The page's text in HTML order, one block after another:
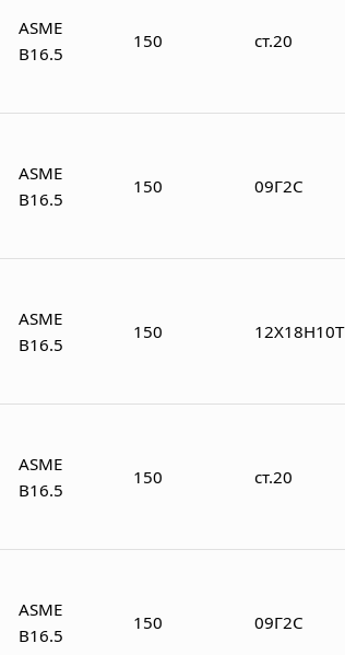
ASME
B16.5
150 ст.20
ASME
B16.5
150 09Г2С
ASME
B16.5
150 12Х18Н10Т
ASME
B16.5
150 ст.20
ASME
B16.5
150 09Г2С